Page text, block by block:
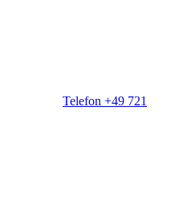
Telefon +49 721